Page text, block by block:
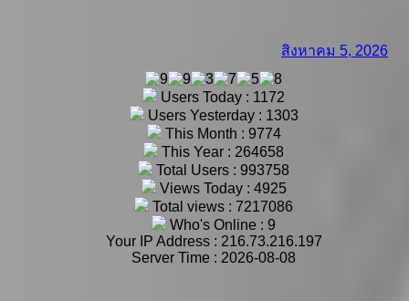
สิงหาคม 5, 2026
Users Today : 1172
Users Yesterday : 1303
This Month : 9774
This Year : 264658
Total Users : 993758
Views Today : 4925
Total views : 7217086
Who's Online : 9
Your IP Address : 216.73.216.197
Server Time : 2026-08-08